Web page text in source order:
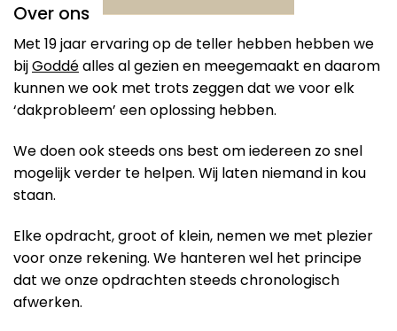
Over ons
Met 19 jaar ervaring op de teller hebben hebben we
bijGoddéalles al gezien en meegemaakt en daarom
kunnen we ook met trots zeggen dat we voor elk
‘dakprobleem’ een oplossing hebben.
We doen ook steeds ons best om iedereen zo snel
mogelijk verder te helpen. Wij laten niemand in kou
staan.
Elke opdracht, groot of klein, nemen we met plezier
voor onze rekening. We hanteren wel het principe
dat we onze opdrachten steeds chronologisch
afwerken.